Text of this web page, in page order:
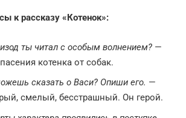
к рассказу «Котенок»:
ты читал с особым волнением? —
котенка от собак.
сказать о Васи? Опиши его. —
смелый, бесстрашный. Он герой.